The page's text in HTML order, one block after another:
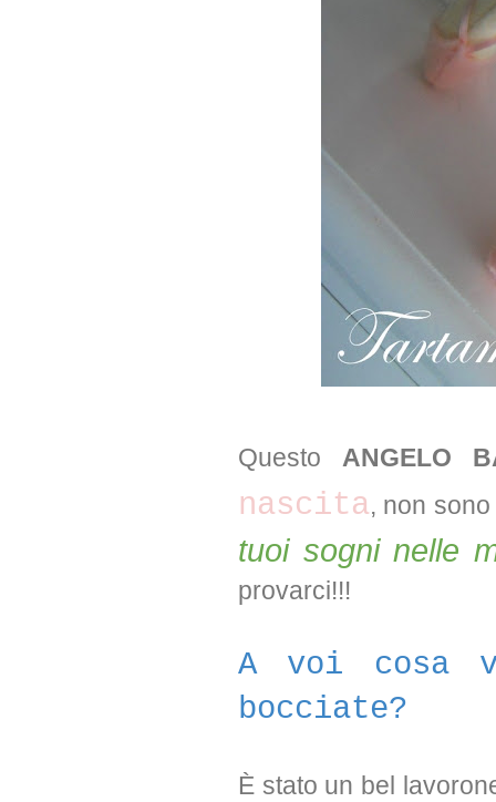
Questo ANGELO
nascita, non
tuoi sogni nelle
provarci!!!
A voi cosa
bocciate?
È stato un bel